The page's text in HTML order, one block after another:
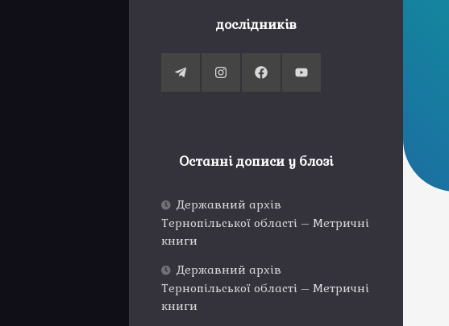
дослідників
Останні дописи у блозі
Державний архів
Тернопільської області – Метричні
книги
Державний архів
Тернопільської області – Метричні
книги